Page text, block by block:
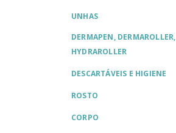
UNHAS
DERMAPEN, DERMAROLLER,
HYDRAROLLER
DESCARTÁVEIS E HIGIENE
ROSTO
CORPO